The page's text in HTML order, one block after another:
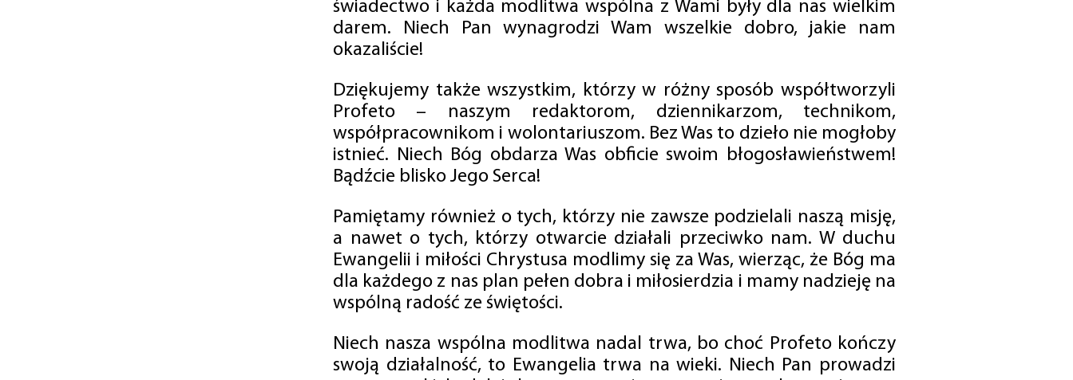
świadectwo i każda modlitwa wspólna z Wami były dla nas wielkim
darem. Niech Pan wynagrodzi Wam wszelkie dobro, jakie nam
okazaliście!
Dziękujemy także wszystkim, którzy w różny sposób współtworzyli
Profeto – naszym redaktorom, dziennikarzom, technikom,
współpracownikom i wolontariuszom. Bez Was to dzieło nie mogłoby
istnieć. Niech Bóg obdarza Was obficie swoim błogosławieństwem!
Bądźcie blisko Jego Serca!
Pamiętamy również o tych, którzy nie zawsze podzielali naszą misję,
a nawet o tych, którzy otwarcie działali przeciwko nam. W duchu
Ewangelii i miłości Chrystusa modlimy się za Was, wierząc, że Bóg ma
dla każdego z nas plan pełen dobra i miłosierdzia i mamy nadzieję na
wspólną radość ze świętości.
Niech nasza wspólna modlitwa nadal trwa, bo choć Profeto kończy
swoją działalność, to Ewangelia trwa na wieki. Niech Pan prowadzi